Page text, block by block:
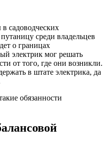
садоводческих
среди владельцев
о границах
электрик мог решать
от того, где они возникли.
в штате электрика, да
обязанности